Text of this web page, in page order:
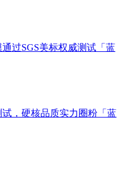
过SGS美标权威测试「蓝
，硬核品质实力圈粉「蓝